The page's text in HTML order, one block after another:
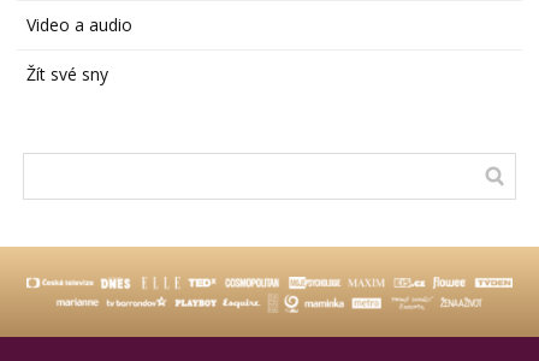
Video a audio
Žít své sny